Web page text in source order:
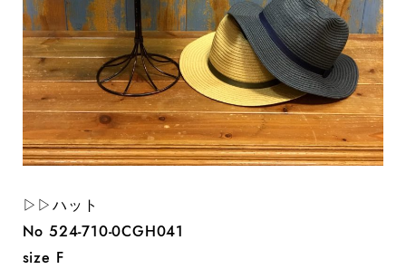
▷▷ハット
No 524-710-0CGH041
size F